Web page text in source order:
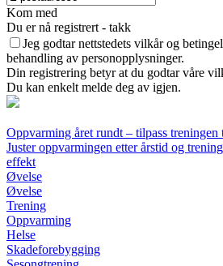
Kom med
Du er nå registrert - takk
Jeg godtar nettstedets vilkår og
behandling av personopplysninger.
Din registrering betyr at du godtar våre
Du kan enkelt melde deg av igjen.
Oppvarming året rundt – tilpass treningen
Juster oppvarmingen etter årstid og
effekt
Øvelse
Øvelse
Trening
Oppvarming
Helse
Skadeforebygging